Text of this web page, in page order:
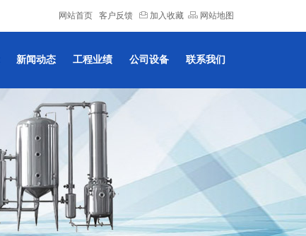
网站首页 客户反馈 加入收藏 网站地图
新闻动态 工程业绩 公司设备 联系我们